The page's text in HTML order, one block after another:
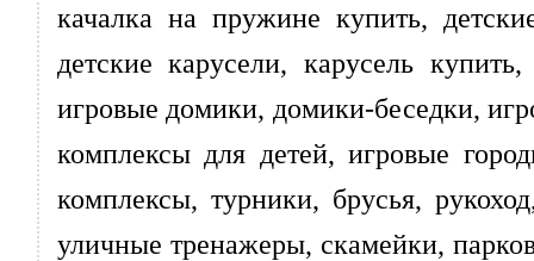
качалка на пружине купить,
детские карусели, карусель
игровые домики, домики-беседки,
комплексы для детей, игровые
комплексы, турники, брусья,
уличные тренажеры, скамейки,